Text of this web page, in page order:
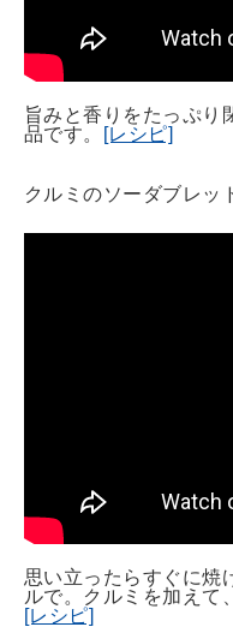
旨みと香りをたっぷり
品です。
[レシピ]
クルミのソーダブレッ
思い立ったらすぐに焼
ルで。クルミを加えて
[レシピ]